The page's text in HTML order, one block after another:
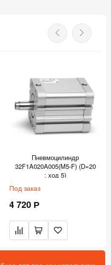
Пневмоцилиндр
32F1A020A005(M5-F) (D=20
; ход 5)
Под заказ
4 720 Р